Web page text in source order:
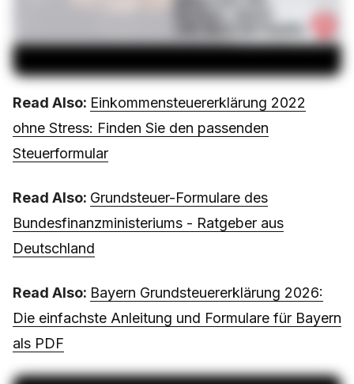
Read Also: Einkommensteuererklärung 2022
ohne Stress: Finden Sie den passenden
Steuerformular
Read Also: Grundsteuer-Formulare des
Bundesfinanzministeriums - Ratgeber aus
Deutschland
Read Also: Bayern Grundsteuererklärung 2026:
Die einfachste Anleitung und Formulare für Bayern
als PDF